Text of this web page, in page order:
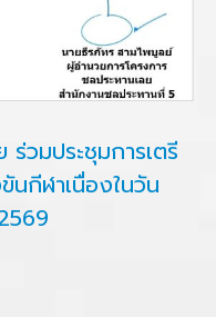
ร่วมประชุมการเตรี
นกีฬาเนื่องในวัน